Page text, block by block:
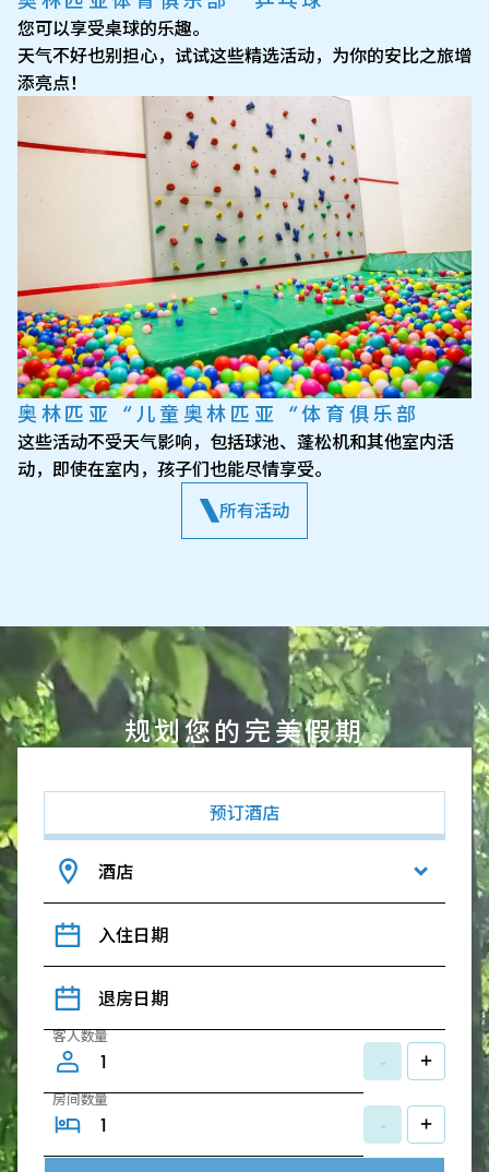
您可以享受桌球的乐趣。
天气不好也别担心，试试这些精选活动，为你的安比之旅增
添亮点！
奥林匹亚 “儿童奥林匹亚 “体育俱乐部
这些活动不受天气影响，包括球池、蓬松机和其他室内活
动，即使在室内，孩子们也能尽情享受。
所有活动
规划您的完美假期
预订酒店
酒店
入住日期
退房日期
客人数量
- +
房间数量
- +